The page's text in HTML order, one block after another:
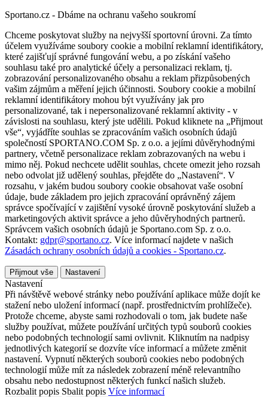
Sportano.cz - Dbáme na ochranu vašeho soukromí
Chceme poskytovat služby na nejvyšší sportovní úrovni. Za tímto
účelem využíváme soubory cookie a mobilní reklamní identifikátory,
které zajišťují správné fungování webu, a po získání vašeho
souhlasu také pro analytické účely a personalizaci reklam, tj.
zobrazování personalizovaného obsahu a reklam přizpůsobených
vašim zájmům a měření jejich účinnosti. Soubory cookie a mobilní
reklamní identifikátory mohou být využívány jak pro
personalizované, tak i nepersonalizované reklamní aktivity - v
závislosti na souhlasu, který jste udělili. Pokud kliknete na „Přijmout
vše“, vyjádříte souhlas se zpracováním vašich osobních údajů
společností SPORTANO.COM Sp. z o.o. a jejími důvěryhodnými
partnery, včetně personalizace reklam zobrazovaných na webu i
mimo něj. Pokud nechcete udělit souhlas, chcete omezit jeho rozsah
nebo odvolat již udělený souhlas, přejděte do „Nastavení“. V
rozsahu, v jakém budou soubory cookie obsahovat vaše osobní
údaje, bude základem pro jejich zpracování oprávněný zájem
správce spočívající v zajištění vysoké úrovně poskytování služeb a
marketingových aktivit správce a jeho důvěryhodných partnerů.
Správcem vašich osobních údajů je Sportano.com Sp. z o.o.
Kontakt: gdpr@sportano.cz. Více informací najdete v našich
Zásadách ochrany osobních údajů a cookies - Sportano.cz.
Přijmout vše Nastavení
Nastavení
Při návštěvě webové stránky nebo používání aplikace může dojít ke
stažení nebo uložení informací (např. prostřednictvím prohlížeče).
Protože chceme, abyste sami rozhodovali o tom, jak budete naše
služby používat, můžete používání určitých typů souborů cookies
nebo podobných technologií sami ovlivnit. Kliknutím na nadpisy
jednotlivých kategorií se dozvíte více informací a můžete změnit
nastavení. Vypnutí některých souborů cookies nebo podobných
technologií může mít za následek zobrazení méně relevantního
obsahu nebo nedostupnost některých funkcí našich služeb.
Rozbalit popis Sbalit popis Více informací